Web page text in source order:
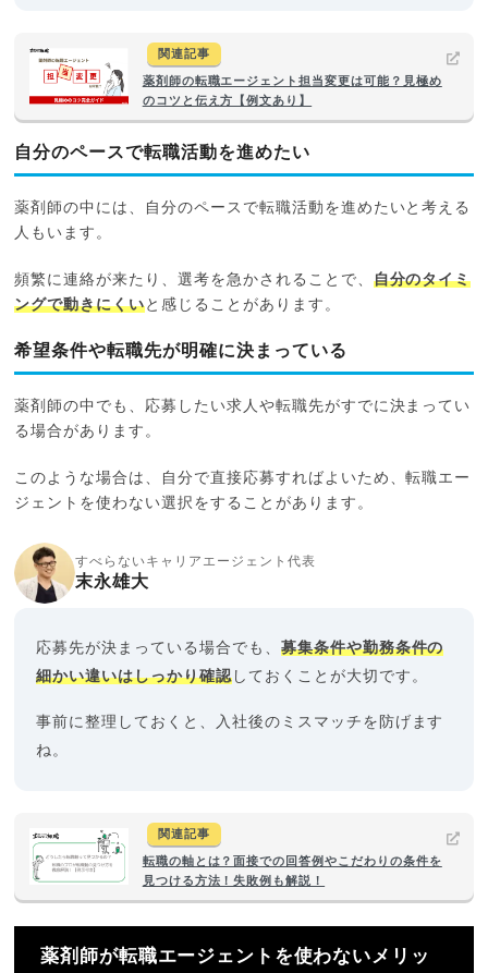
関連記事
薬剤師の転職エージェント担当変更は可能？見極め
のコツと伝え方【例文あり】
自分のペースで転職活動を進めたい
薬剤師の中には、自分のペースで転職活動を進めたいと考える
人もいます。
頻繁に連絡が来たり、選考を急かされることで、 自分のタイミ
ングで動きにくいと感じることがあります。
希望条件や転職先が明確に決まっている
薬剤師の中でも、応募したい求人や転職先がすでに決まってい
る場合があります。
このような場合は、自分で直接応募すればよいため、転職エー
ジェントを使わない選択をすることがあります。
すべらないキャリアエージェント代表
末永雄大
応募先が決まっている場合でも、 募集条件や勤務条件の
細かい違いはしっかり確認しておくことが大切です。
事前に整理しておくと、入社後のミスマッチを防げます
ね。
関連記事
転職の軸とは？面接での回答例やこだわりの条件を
見つける方法！失敗例も解説！
薬剤師が転職エージェントを使わないメリッ